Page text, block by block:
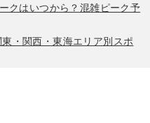
クはいつから？混雑ピーク予
・関西・東海エリア別スポ